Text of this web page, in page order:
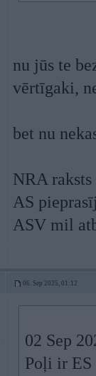
nu jūs te
vērtīgaki,
bet nu
NRA raksts
AS
ASV mil
06. Sep 2025, 01:12
02 Sep
Poļi ir ES